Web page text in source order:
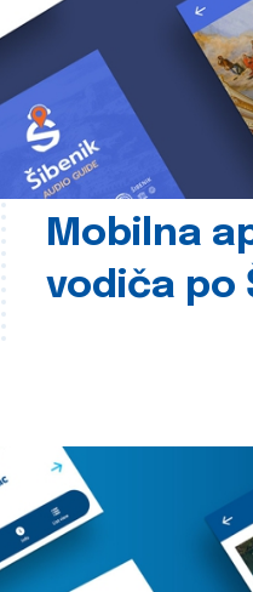
Mobilna
vodiča po